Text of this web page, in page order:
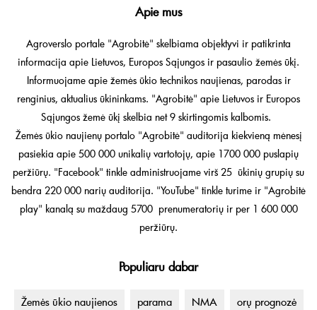
Apie mus
Agroverslo portale "Agrobitė" skelbiama objektyvi ir patikrinta
informacija apie Lietuvos, Europos Sąjungos ir pasaulio žemės ūkį.
Informuojame apie žemės ūkio technikos naujienas, parodas ir
renginius, aktualius ūkininkams. "Agrobitė" apie Lietuvos ir Europos
Sąjungos žemė ūkį skelbia net 9 skirtingomis kalbomis.
Žemės ūkio naujienų portalo "Agrobitė" auditorija kiekvieną mėnesį
pasiekia apie 500 000 unikalių vartotojų, apie 1700 000 puslapių
peržiūrų. "Facebook" tinkle administruojame virš 25 ūkinių grupių su
bendra 220 000 narių auditorija. "YouTube" tinkle turime ir "Agrobitė
play" kanalą su maždaug 5700 prenumeratorių ir per 1 600 000
peržiūrų.
Populiaru dabar
Žemės ūkio naujienos parama NMA orų prognozė